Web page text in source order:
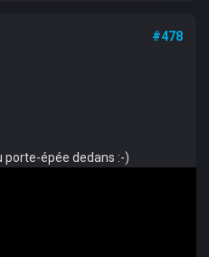
#478
porte-épée dedans :-)